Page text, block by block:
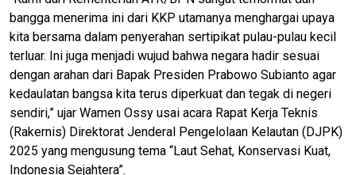
bangga menerima ini dari KKP utamanya menghargai upaya
kita bersama dalam penyerahan sertipikat pulau-pulau kecil
terluar. Ini juga menjadi wujud bahwa negara hadir sesuai
dengan arahan dari Bapak Presiden Prabowo Subianto agar
kedaulatan bangsa kita terus diperkuat dan tegak di negeri
sendiri,” ujar Wamen Ossy usai acara Rapat Kerja Teknis
(Rakernis) Direktorat Jenderal Pengelolaan Kelautan (DJPK)
2025 yang mengusung tema “Laut Sehat, Konservasi Kuat,
Indonesia Sejahtera”.